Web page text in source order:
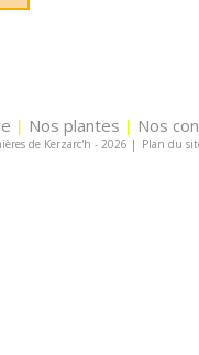
| Nos plantes | Nos
de Kerzarc'h - 2026 | Plan du